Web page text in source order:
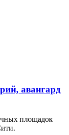
авангард
площадок